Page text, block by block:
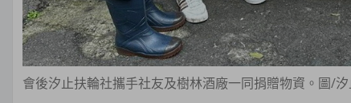
會後汐止扶輪社攜手社友及樹林酒廠一同捐贈物資。圖/